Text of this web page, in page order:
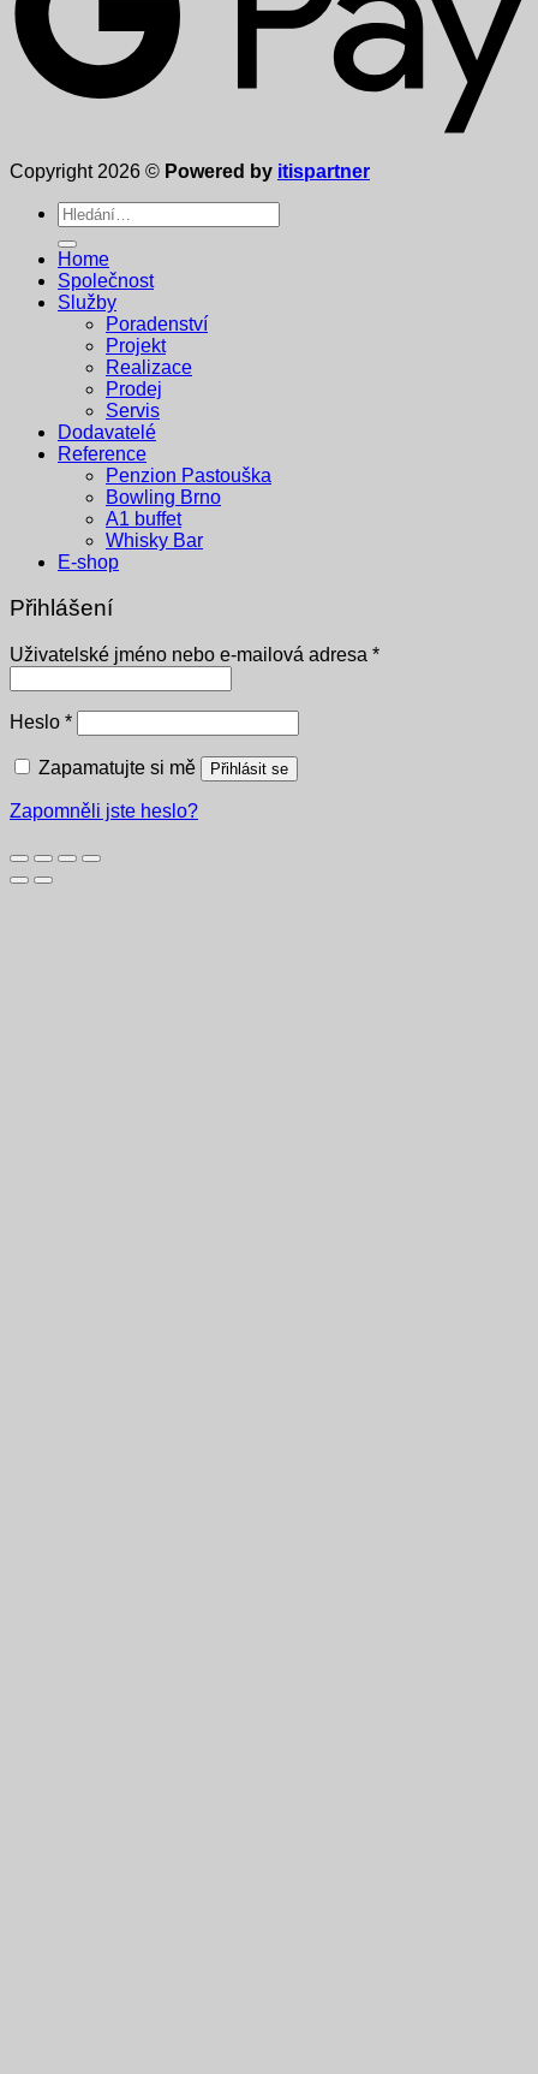
Copyright 2026 © Powered by itispartner
Hledat:
Home
Společnost
Služby
Poradenství
Projekt
Realizace
Prodej
Servis
Dodavatelé
Reference
Penzion Pastouška
Bowling Brno
A1 buffet
Whisky Bar
E-shop
Přihlášení
Uživatelské jméno nebo e-mailová adresa *Povinné
Heslo *Povinné
Zapamatujte si mě Přihlásit se
Zapomněli jste heslo?